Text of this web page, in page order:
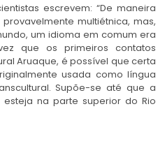
escrevem: “De maneira
multiétnica, mas,
um idioma em comum era
que os primeiros contatos
Aruaque, é possível que certa
usada como língua
Supõe-se até que a
na parte superior do Rio